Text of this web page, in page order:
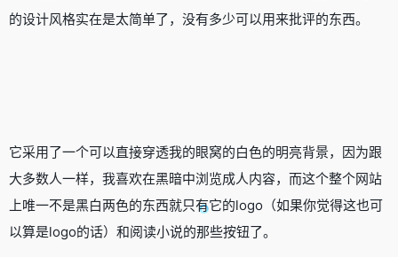
的设计风格实在是太简单了，没有多少可以用来批评的东西。
它采用了一个可以直接穿透我的眼窝的白色的明亮背景，因为跟
大多数人一样，我喜欢在黑暗中浏览成人内容，而这个整个网站
上唯一不是黑白两色的东西就只有它的logo（如果你觉得这也可
以算是logo的话）和阅读小说的那些按钮了。